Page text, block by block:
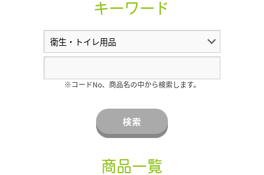
キーワード
※コードNo、商品名の中から検索します。
検索
商品一覧